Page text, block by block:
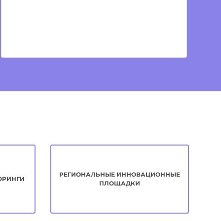
РЕГИОНАЛЬНЫЕ ИННОВАЦИОННЫЕ
ПЛОЩАДКИ